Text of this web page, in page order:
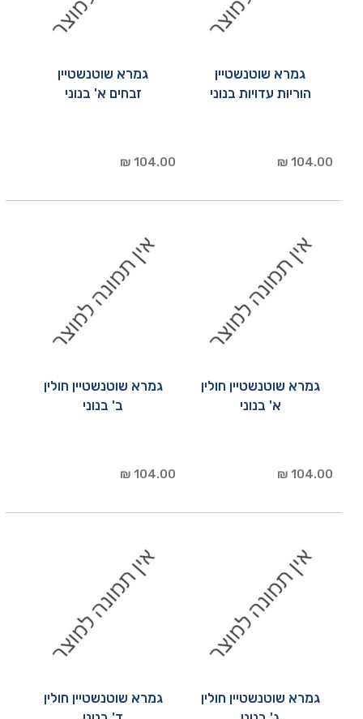
גמרא שוטנשטיין
הוריות עדויות בנוני
104.00 ₪
גמרא שוטנשטיין
זבחים א' בנוני
104.00 ₪
גמרא שוטנשטיין חולין
א' בנוני
104.00 ₪
גמרא שוטנשטיין חולין
ב' בנוני
104.00 ₪
גמרא שוטנשטיין חולין
גמרא שוטנשטיין חולין